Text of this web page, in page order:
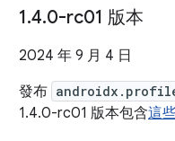
1.4.0-rc01 版本
2024 年 9 月 4 日
發布
1.4.0-rc01 版本包含這